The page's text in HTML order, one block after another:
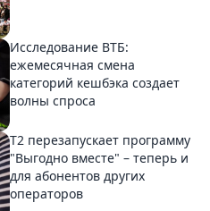
Исследование ВТБ:
ежемесячная смена
категорий кешбэка создает
волны спроса
Т2 перезапускает программу
"Выгодно вместе" – теперь и
для абонентов других
операторов